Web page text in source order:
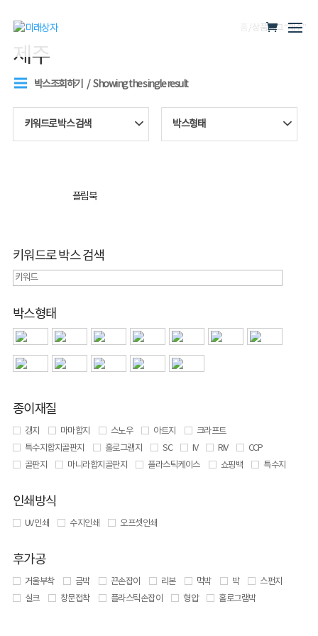
/ 상품 태그 “제주”
제주
박스조회하기 Showing the single result
키워드로 박스 검색 박스형태
플립북
키워드로 박스 검색
박스형태
종이재질
갱지 마마합지 스노우 아트지
크라프트
특수지합지골판지
홀로그램지 SC IV RIV
CCP
골판지
마니라합지골판지 플라스틱케이스 쇼핑백 특수지
인쇄방식
UV 인쇄 수지인쇄 오프셋인쇄
후가공
거울부착 금박 끈손잡이 리본 먹박 박
스펀지
실크
창문접착 플라스틱손잡이 형압 홀로그램박